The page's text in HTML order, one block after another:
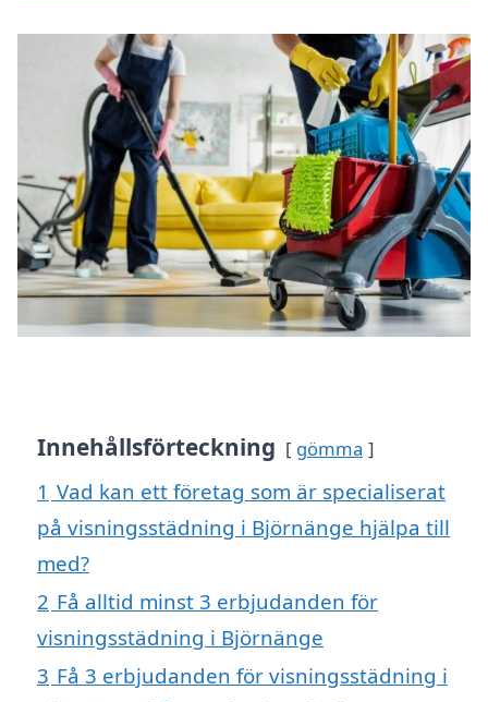
Innehållsförteckning gömma
1 Vad kan ett företag som är specialiserat
på visningsstädning i Björnänge hjälpa till
med?
2 Få alltid minst 3 erbjudanden för
visningsstädning i Björnänge
3 Få 3 erbjudanden för visningsstädning i